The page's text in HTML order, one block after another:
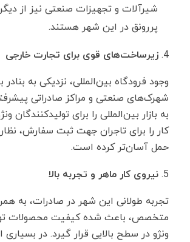
شیرآلات و تجهیزات صنعتی نیز از
پررونق در این شهر هستند.
زیرساخت‌های قوی برای تجارت خارجی
وجود فرودگاه بین‌المللی، نزدیکی به
شهرک‌های صنعتی و مراکز صادراتی
به بازار بین‌المللی را برای تولیدکنندگان
کار را برای تاجران جهت ثبت سفارش،
حمل آسان‌تر کرده است.
نیروی کار ماهر و تجربه بالا
تجربه طولانی این شهر در صادرات، به
متخصص، باعث شده کیفیت محصولات
ونژو در سطح بالایی قرار گیرد. در بسیاری